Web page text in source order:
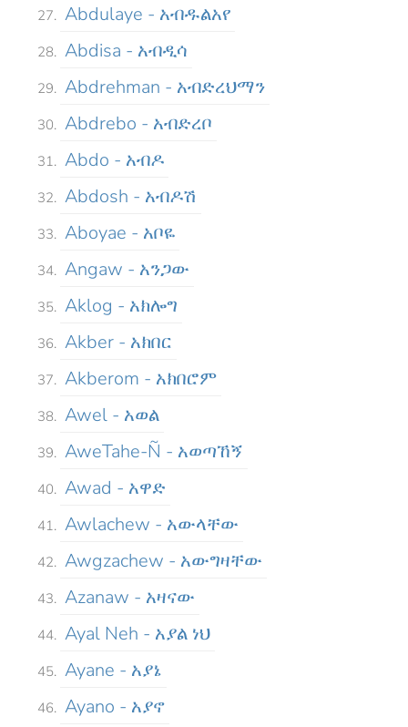
Abdulaye - አብዱልአየ
Abdisa - አብዲሳ
Abdrehman - አብድረህማን
Abdrebo - አብድረቦ
Abdo - አብዶ
Abdosh - አብዶሽ
Aboyae - አቦዬ
Angaw - አንጋው
Aklog - አክሎግ
Akber - አክበር
Akberom - አክበሮም
Awel - አወል
AweTahe-Ñ - አወጣኸኝ
Awad - አዋድ
Awlachew - አውላቸው
Awgzachew - አውግዛቸው
Azanaw - አዛናው
Ayal Neh - አያል ነህ
Ayane - አያኔ
Ayano - አያኖ